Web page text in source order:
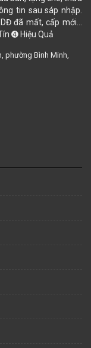
tin sau sáp nhập.
đã mất, cấp mới...
➍ Hiệu Quả
phường Bình Minh,